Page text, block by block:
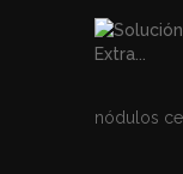
nódulos